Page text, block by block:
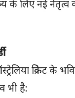
के लिए नई नेतृत्व
क्रिकेट के
भी है: